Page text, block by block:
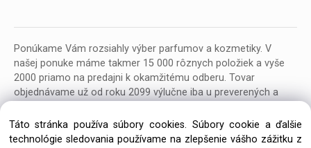
Ponúkame Vám rozsiahly výber parfumov a kozmetiky. V
našej ponuke máme takmer 15 000 rôznych položiek a vyše
2000 priamo na predajni k okamžitému odberu. Tovar
objednávame už od roku 2099 výlučne iba u preverených a
Táto stránka používa súbory cookies. Súbory cookie a ďalšie
technológie sledovania používame na zlepšenie vášho zážitku z